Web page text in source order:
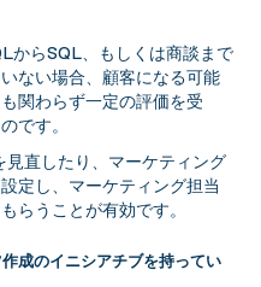
からSQL、もしくは商談まで
ない場合、顧客になる可能
関わらず一定の評価を受
です。
直したり、マーケティング
定し、マーケティング担当
らうことが有効です。
成のイニシアチブを持ってい